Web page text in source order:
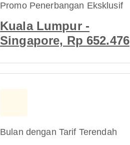
Promo Penerbangan Eksklusif
Kuala Lumpur -
Singapore, Rp 652.476
Bulan dengan Tarif Terendah